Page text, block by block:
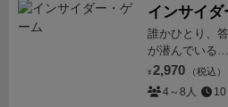
補給を増やす効果，手札
ー枚数を増やす効果，手
など改良したい効果は満
手を付けていくかは毎回
フライトできないのです
より多くの燃料を積むこ
るダイスも２個、３個と
までフライトすることも
していく感じがとても楽
インサイ
誰かひとり、
が潜んでいる…
¥ 2,970 （税込）
4～8人